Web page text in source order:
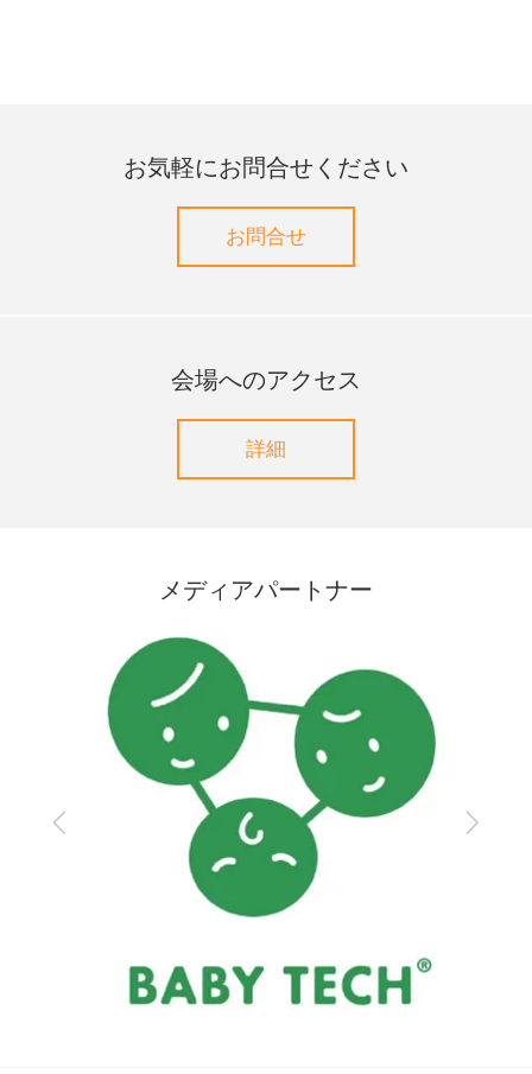
お気軽にお問合せください
お問合せ
会場へのアクセス
詳細
メディアパートナー
Previous Next